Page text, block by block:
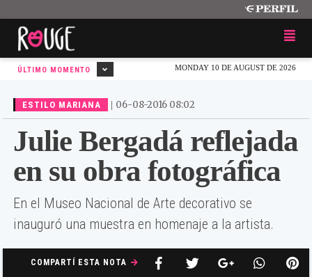
MONDAY 10 DE AUGUST DE 2026
ÚLTIMO MOMENTO
ESTILO MARIANA | 06-08-2016 08:02
Julie Bergadá reflejada
en su obra fotográfica
En el Museo Nacional de Arte decorativo se
inauguró una muestra en homenaje a la artista.
COMPARTÍ ESTA NOTA